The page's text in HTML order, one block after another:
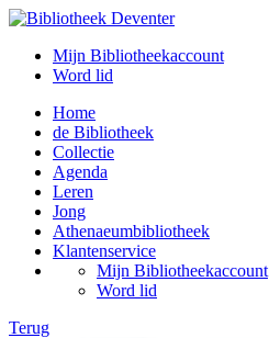
Mijn Bibliotheekaccount
Word lid
Home
de Bibliotheek
Collectie
Agenda
Leren
Jong
Athenaeumbibliotheek
Klantenservice
Mijn Bibliotheekaccount
Word lid
Terug